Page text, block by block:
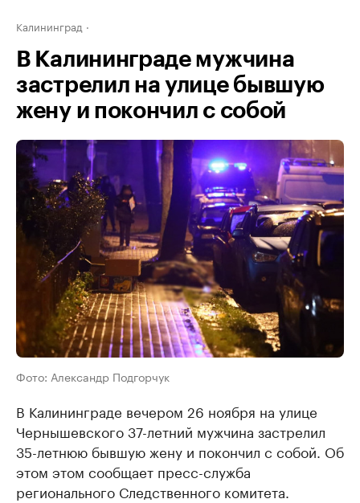
Калининград
В Калининграде мужчина
застрелил на улице бывшую
жену и покончил с собой
Фото: Александр Подгорчук
В Калининграде вечером 26 ноября на улице
Чернышевского 37-летний мужчина застрелил
35-летнюю бывшую жену и покончил с собой. Об
этом этом сообщает пресс-служба
регионального Следственного комитета.